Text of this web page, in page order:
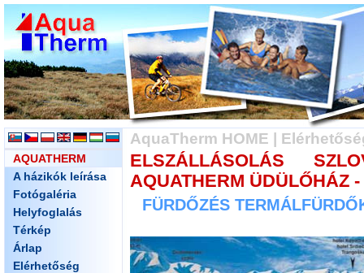
AQUATHERM
A házikók leírása
Fotógaléria
Helyfoglalás
Térkép
Árlap
Elérhetőség
AquaTherm HOME
ELSZÁLLÁSOLÁS
AQUATHERM ÜDÜLŐHÁZ
FÜRDŐZÉS